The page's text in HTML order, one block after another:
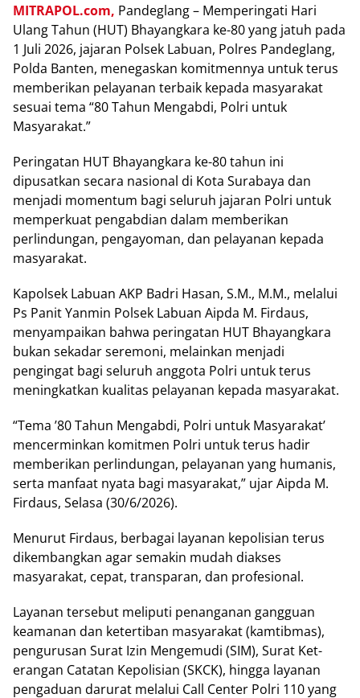
MITRAPOL.com, Pandeglang – Memperingati Hari
Ulang Tahun (HUT) Bhayangkara ke-80 yang jatuh pada
1 Juli 2026, jajaran Polsek Labuan, Polres Pandeglang,
Polda Banten, menegaskan komitmennya untuk terus
memberikan pelayanan terbaik kepada masyarakat
sesuai tema “80 Tahun Mengabdi, Polri untuk
Masyarakat.”
Peringatan HUT Bhayangkara ke-80 tahun ini
dipusatkan secara nasional di Kota Surabaya dan
menjadi momentum bagi seluruh jajaran Polri untuk
memperkuat pengabdian dalam memberikan
perlindungan, pengayoman, dan pelayanan kepada
masyarakat.
Kapolsek Labuan AKP Badri Hasan, S.M., M.M., melalui
Ps Panit Yanmin Polsek Labuan Aipda M. Firdaus,
menyampaikan bahwa peringatan HUT Bhayangkara
bukan sekadar seremoni, melainkan menjadi
pengingat bagi seluruh anggota Polri untuk terus
meningkatkan kualitas pelayanan kepada masyarakat.
“Tema ’80 Tahun Mengabdi, Polri untuk Masyarakat’
mencerminkan komitmen Polri untuk terus hadir
memberikan perlindungan, pelayanan yang humanis,
serta manfaat nyata bagi masyarakat,” ujar Aipda M.
Firdaus, Selasa (30/6/2026).
Menurut Firdaus, berbagai layanan kepolisian terus
dikembangkan agar semakin mudah diakses
masyarakat, cepat, transparan, dan profesional.
Layanan tersebut meliputi penanganan gangguan
keamanan dan ketertiban masyarakat (kamtibmas),
pengurusan Surat Izin Mengemudi (SIM), Surat Ket-
erangan Catatan Kepolisian (SKCK), hingga layanan
pengaduan darurat melalui Call Center Polri 110 yang